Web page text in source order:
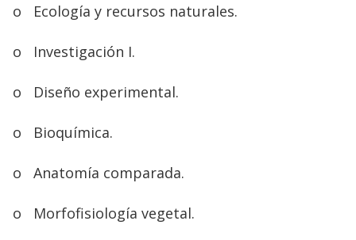
o Ecología y recursos naturales.
o Investigación I.
o Diseño experimental.
o Bioquímica.
o Anatomía comparada.
o Morfofisiología vegetal.